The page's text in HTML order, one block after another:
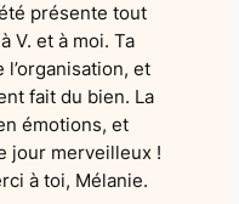
présente tout
V. et à moi. Ta
et
fait du bien. La
émotions, et
jour merveilleux !
à toi, Mélanie.